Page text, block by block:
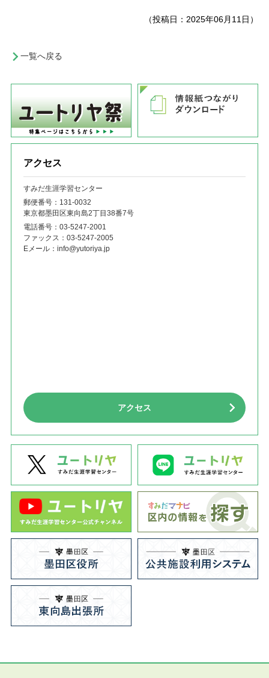
（投稿日：2025年06月11日）
一覧へ戻る
アクセス
すみだ生涯学習センター
郵便番号：131‐0032
東京都墨田区東向島2丁目38番7号
電話番号： 03-5247-2001
ファックス： 03-5247-2005
Eメール： info@yutoriya.jp
アクセス